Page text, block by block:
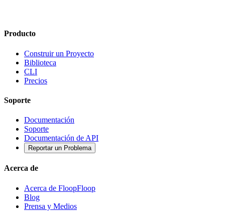
Producto
Construir un Proyecto
Biblioteca
CLI
Precios
Soporte
Documentación
Soporte
Documentación de API
Reportar un Problema
Acerca de
Acerca de FloopFloop
Blog
Prensa y Medios